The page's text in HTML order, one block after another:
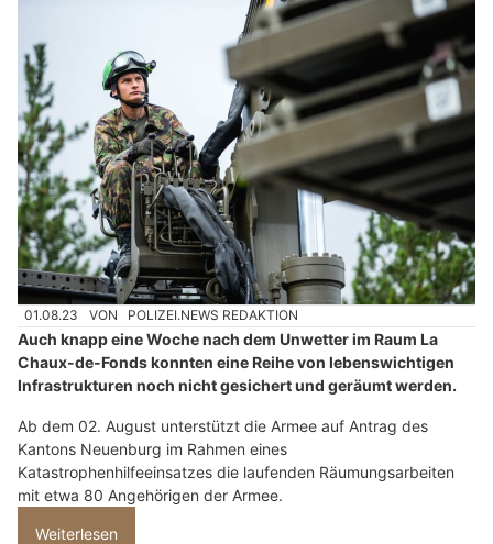
01.08.23 VON POLIZEI.NEWS REDAKTION
Auch knapp eine Woche nach dem Unwetter im Raum La
Chaux-de-Fonds konnten eine Reihe von lebenswichtigen
Infrastrukturen noch nicht gesichert und geräumt werden.
Ab dem 02. August unterstützt die Armee auf Antrag des
Kantons Neuenburg im Rahmen eines
Katastrophenhilfeeinsatzes die laufenden Räumungsarbeiten
mit etwa 80 Angehörigen der Armee.
Weiterlesen